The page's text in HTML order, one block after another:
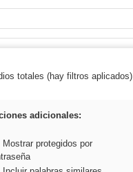
de: Primaria
totales (hay filtros aplicados)
adicionales:
Mostrar protegidos por